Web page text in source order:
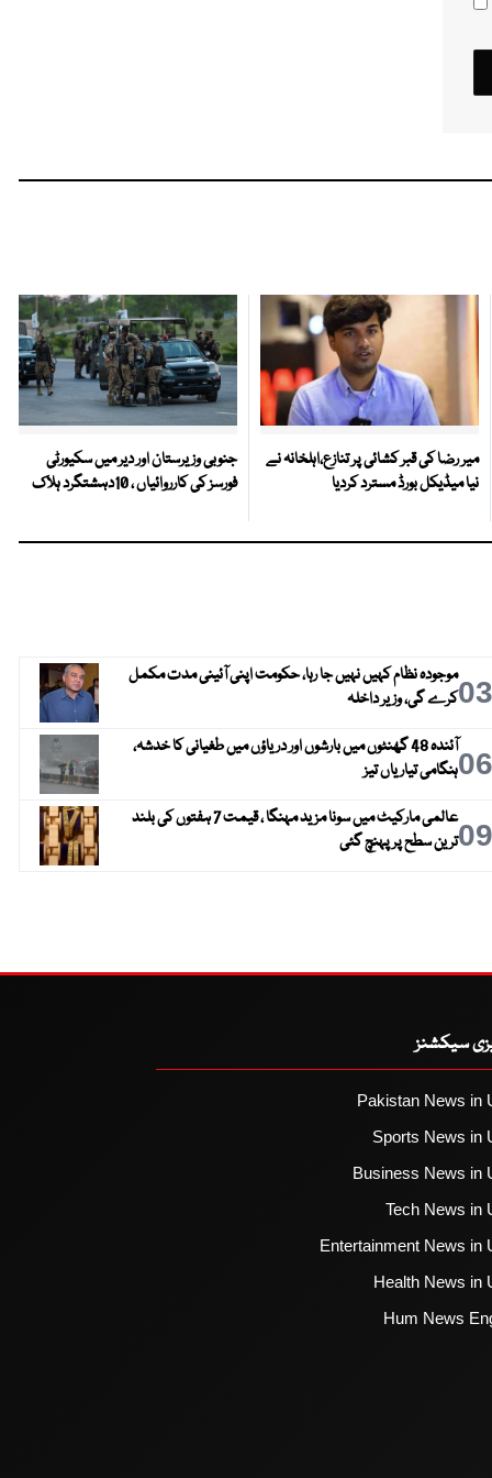
میر رضا کی قبر کشائی پر تنازع،اہلخانہ نے
نیا میڈیکل بورڈ مسترد کردیا
جنوبی وزیرستان اور دیر میں سکیورٹی
فورسز کی کارروائیاں ، 10دہشتگرد ہلاک
03موجودہ نظام کہیں نہیں جا رہا، حکومت اپنی آئینی مدت مکمل
کرے گی، وزیر داخلہ
06
آئندہ 48 گھنٹوں میں بارشوں اور دریاؤں میں طغیانی کا خدشہ،
ہنگامی تیاریاں تیز
09
عالمی مارکیٹ میں سونا مزید مہنگا ، قیمت 7 ہفتوں کی بلند
ترین سطح پر پہنچ گئی
سیکشنز
Pakistan News in
Sports News in
Business News in
Tech News in
Entertainment News in
Health News in
Hum News